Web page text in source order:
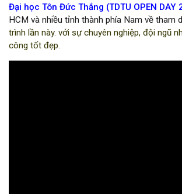
Đại học Tôn Đức Thắng (TDTU OPEN DAY
HCM và nhiều tỉnh thành phía Nam về tham
trình lần này. với sự chuyên nghiệp, đội ngũ
công tốt đẹp.